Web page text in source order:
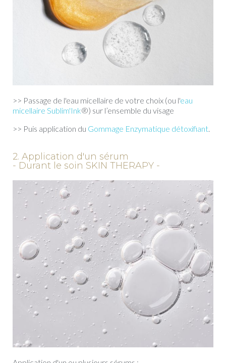
>> Passage de l'eau micellaire de votre choix (ou l'eau
micellaire Sublim'Ink®) sur l’ensemble du visage
>> Puis application du Gommage Enzymatique détoxifiant
2. Application d'un sérum
- Durant le soin SKIN THERAPY -